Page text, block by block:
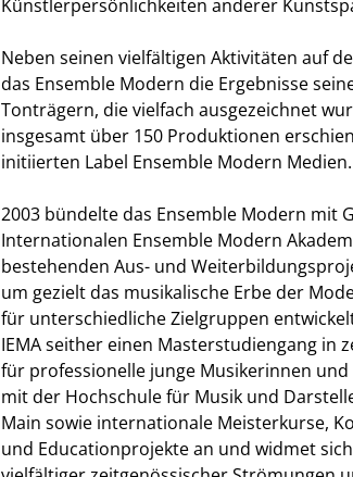
Künstlerpersönlichkeiten anderer
Neben seinen vielfältigen Aktivitäten auf
das Ensemble Modern die Ergebnisse
Tonträgern, die vielfach ausgezeichnet
insgesamt über 150 Produktionen
initiierten Label Ensemble Modern Medien.
2003 bündelte das Ensemble Modern mit
Internationalen Ensemble Modern
bestehenden Aus- und
um gezielt das musikalische Erbe der
für unterschiedliche Zielgruppen
IEMA seither einen Masterstudiengang in
für professionelle junge Musikerinnen
mit der Hochschule für Musik und
Main sowie internationale Meisterkurse,
und Educationprojekte an und widmet